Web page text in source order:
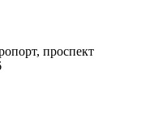
проспект